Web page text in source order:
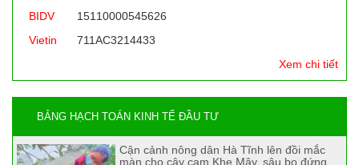
BIDV
15110000545626
Vietin
711AC3214433
Xem chi tiết
BẢNG HẠCH TOÁN KINH TẾ ĐẦU TƯ
Cận cảnh nông dân Hà Tĩnh lên đồi mắc
màn cho cây cam Khe Mây, sâu bọ đứng